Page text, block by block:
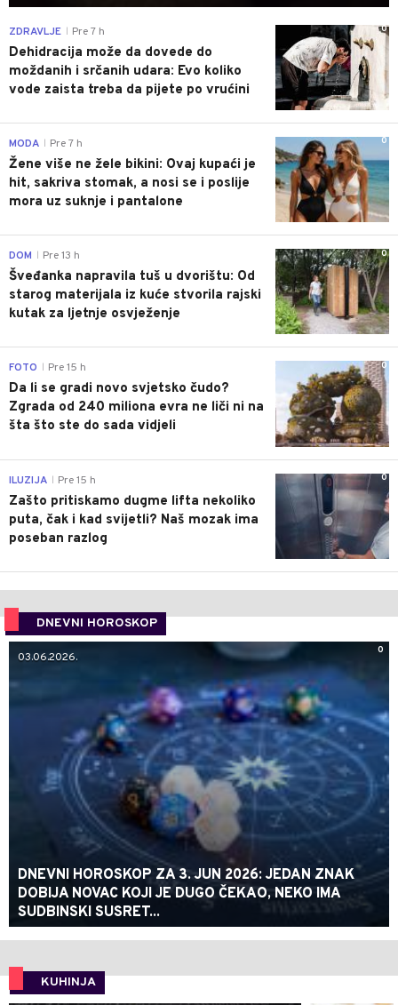
0
ZDRAVLJE Pre 7 h
Dehidracija može da dovede do
moždanih i srčanih udara: Evo koliko
vode zaista treba da pijete po vrućini
0
MODA Pre 7 h
Žene više ne žele bikini: Ovaj kupaći je
hit, sakriva stomak, a nosi se i poslije
mora uz suknje i pantalone
0
DOM Pre 13 h
Šveđanka napravila tuš u dvorištu: Od
starog materijala iz kuće stvorila rajski
kutak za ljetnje osvježenje
0
FOTO Pre 15 h
Da li se gradi novo svjetsko čudo?
Zgrada od 240 miliona evra ne liči ni na
šta što ste do sada vidjeli
0
ILUZIJA Pre 15 h
Zašto pritiskamo dugme lifta nekoliko
puta, čak i kad svijetli? Naš mozak ima
poseban razlog
DNEVNI HOROSKOP
0
03.06.2026.
DNEVNI HOROSKOP ZA 3. JUN 2026: JEDAN ZNAK
DOBIJA NOVAC KOJI JE DUGO ČEKAO, NEKO IMA
SUDBINSKI SUSRET...
KUHINJA